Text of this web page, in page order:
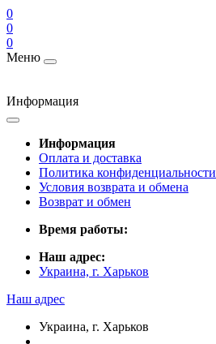
0
0
0
Меню
Информация
Информация
Оплата и доставка
Политика конфиденциальности
Условия возврата и обмена
Возврат и обмен
Время работы:
Наш адрес:
Украина, г. Харьков
Наш адрес
Украина, г. Харьков